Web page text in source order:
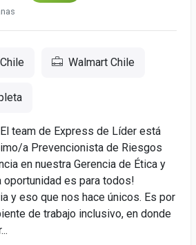
Walmart Chile
team de Express de Líder está
a Prevencionista de Riesgos
en nuestra Gerencia de Ética y
oportunidad es para todos!
y eso que nos hace únicos. Es por
de trabajo inclusivo, en donde